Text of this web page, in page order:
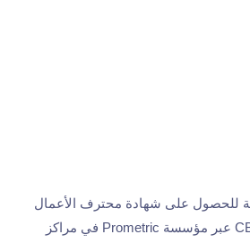
للحصول على شهادة محترف الأعمال
المعتمد في المبيعات – CBP عبر مؤسسة Prometric في مراكز